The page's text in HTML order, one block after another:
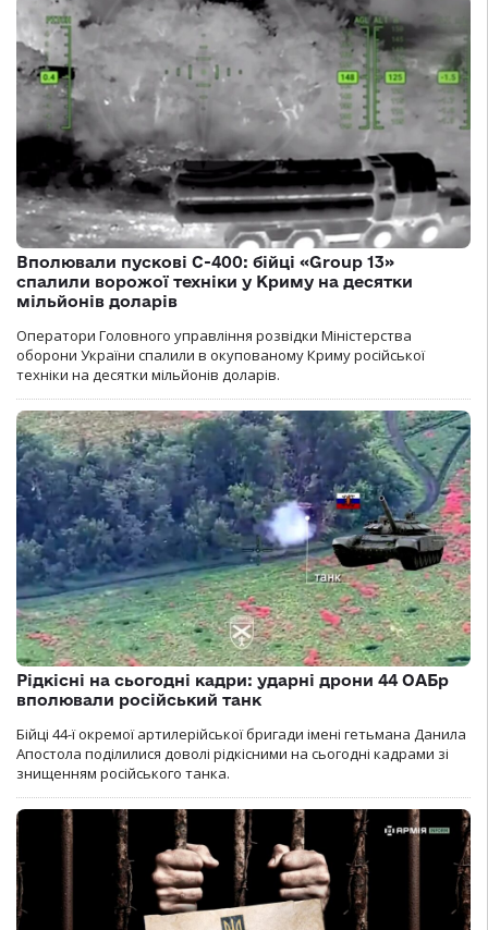
Вполювали пускові С-400: бійці «Group 13»
спалили ворожої техніки у Криму на десятки
мільйонів доларів
Оператори Головного управління розвідки Міністерства
оборони України спалили в окупованому Криму російської
техніки на десятки мільйонів доларів.
Рідкісні на сьогодні кадри: ударні дрони 44 ОАБр
вполювали російський танк
Бійці 44-ї окремої артилерійської бригади імені гетьмана Данила
Апостола поділилися доволі рідкісними на сьогодні кадрами зі
знищенням російського танка.